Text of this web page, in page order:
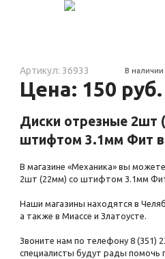
Артикул: 36933 В наличии
Цена: 150 руб.
Диски отрезные 2шт
штифтом 3.1мм Фит в
В магазине «Механика» вы
2шт (22мм) со штифтом 3.1мм Фит
Наши магазины находятся в
а также в Миассе и Златоусте.
Звоните нам по телефону 8 (351)
специалисты будут рады